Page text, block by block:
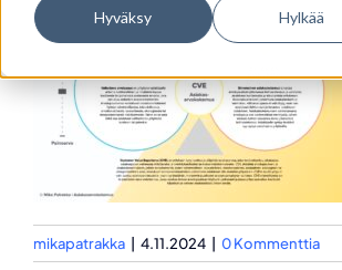
Hyväksy Hylkää
mikapatrakka 4.11.2024 0 Kommenttia